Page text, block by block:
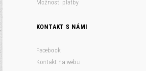
Možnosti platby
KONTAKT S NÁMI
Facebook
Kontakt na webu